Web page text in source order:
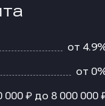
от
от
000 ₽ до 8 000 000